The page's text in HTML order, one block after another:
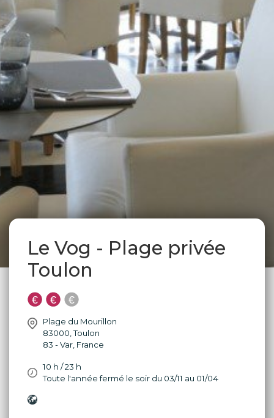
Le Vog - Plage privée
Toulon
Plage du Mourillon
83000,Toulon
83 - Var, France
10 h / 23 h
Toute l'année fermé le soir du 03/11 au 01/04